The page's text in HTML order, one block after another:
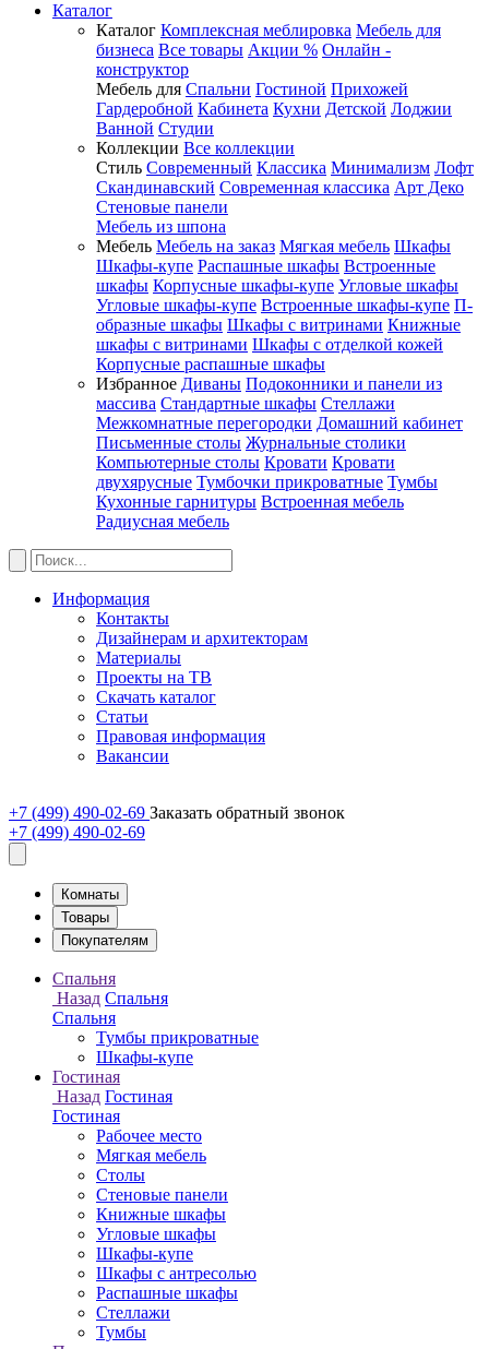
Каталог
Каталог Комплексная меблировка Мебель для
бизнеса Все товары Акции % Онлайн -
конструктор
Мебель для Спальни Гостиной Прихожей
Гардеробной Кабинета Кухни Детской Лоджии
Ванной Студии
Коллекции Все коллекции
Стиль Современный Классика Минимализм Лофт
Скандинавский Современная классика Арт Деко
Стеновые панели
Мебель из шпона
Мебель Мебель на заказ Мягкая мебель Шкафы
Шкафы-купе Распашные шкафы Встроенные
шкафы Корпусные шкафы-купе Угловые шкафы
Угловые шкафы-купе Встроенные шкафы-купе П-
образные шкафы Шкафы с витринами Книжные
шкафы с витринами Шкафы c отделкой кожей
Корпусные распашные шкафы
Избранное Диваны Подоконники и панели из
массива Стандартные шкафы Стеллажи
Межкомнатные перегородки Домашний кабинет
Письменные столы Журнальные столики
Компьютерные столы Кровати Кровати
двухярусные Тумбочки прикроватные Тумбы
Кухонные гарнитуры Встроенная мебель
Радиусная мебель
Информация
Контакты
Дизайнерам и архитекторам
Материалы
Проекты на ТВ
Скачать каталог
Статьи
Правовая информация
Вакансии
+7 (499) 490-02-69 Заказать обратный звонок
+7 (499) 490-02-69